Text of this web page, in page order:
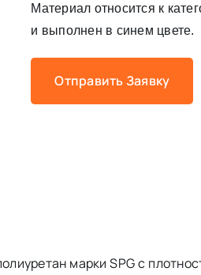
Материал относится к
и выполнен в синем цвете.
Отправить Заявку
марки SPG с